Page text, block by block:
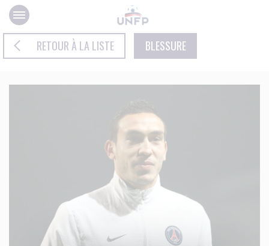
Panneau de gestion des cookies
RETOUR À LA LISTE BLESSURE